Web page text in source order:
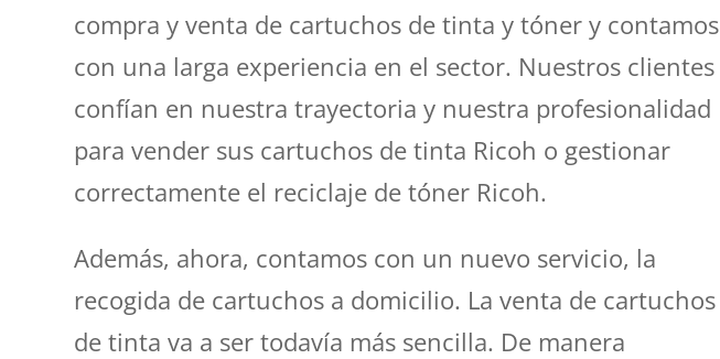
compra y venta de cartuchos de tinta y tóner y contamos
con una larga experiencia en el sector. Nuestros clientes
confían en nuestra trayectoria y nuestra profesionalidad
para vender sus cartuchos de tinta Ricoh o gestionar
correctamente el reciclaje de tóner Ricoh.
Además, ahora, contamos con un nuevo servicio, la
recogida de cartuchos a domicilio. La venta de cartuchos
de tinta va a ser todavía más sencilla. De manera